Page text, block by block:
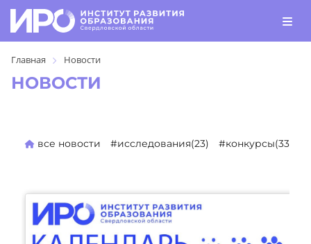
Главная Новости
НОВОСТИ
все новости #исследования(23) #конкурсы(330)